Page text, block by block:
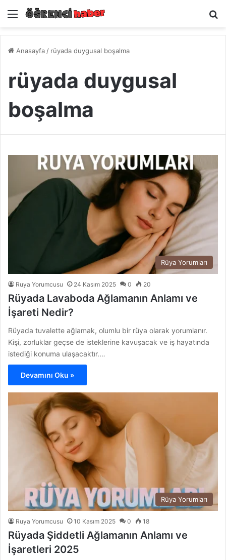
Menü
Anasayfa / rüyada duygusal boşalma
rüyada duygusal
boşalma
Rüya Yorumları
Ruya Yorumcusu 24 Kasım 2025 0 20
Rüyada Lavaboda Ağlamanın Anlamı ve
İşareti Nedir?
Rüyada tuvalette ağlamak, olumlu bir rüya olarak yorumlanır.
Kişi, zorluklar geçse de isteklerine kavuşacak ve iş hayatında
istediği konuma ulaşacaktır.…
Devamını Oku »
Rüya Yorumları
Ruya Yorumcusu 10 Kasım 2025 0 18
Rüyada Şiddetli Ağlamanın Anlamı ve
İşaretleri 2025